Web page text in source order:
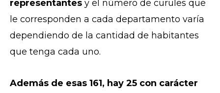
representantes y el número de curules que
le corresponden a cada departamento varía
dependiendo de la cantidad de habitantes
que tenga cada uno.
Además de esas 161, hay 25 con carácter